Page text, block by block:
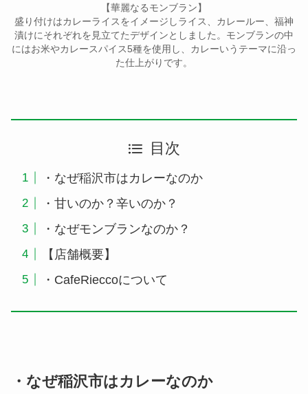
【華麗なるモンブラン】
盛り付けはカレーライスをイメージしライス、カレールー、福神
漬けにそれぞれを見立てたデザインとしました。モンブランの中
にはお米やカレースパイス5種を使用し、カレーいうテーマに沿っ
た仕上がりです。
目次
・なぜ稲沢市はカレーなのか
・甘いのか？辛いのか？
・なぜモンブランなのか？
【店舗概要】
・CafeRieccoについて
・なぜ稲沢市はカレーなのか